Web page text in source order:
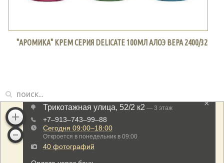
"АРОМИКА" КРЕМ СЕРИЯ DELICATE 100МЛ АЛОЭ ВЕРА 2400/32